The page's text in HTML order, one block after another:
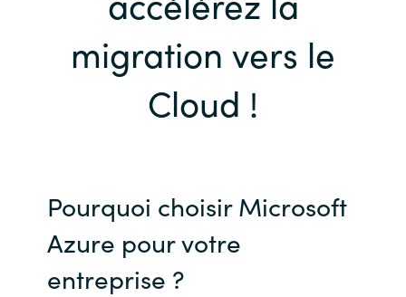
migration vers le
Cloud !
Pourquoi choisir Microsoft
Azure pour votre
entreprise ?